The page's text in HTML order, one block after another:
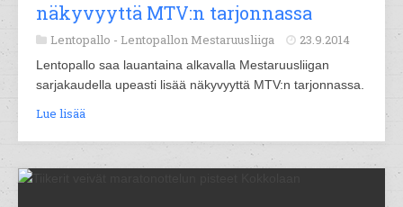
näkyvyyttä MTV:n tarjonnassa
Lentopallo - Lentopallon Mestaruusliiga 23.9.2014
Lentopallo saa lauantaina alkavalla Mestaruusliigan
sarjakaudella upeasti lisää näkyvyyttä MTV:n tarjonnassa.
Lue lisää